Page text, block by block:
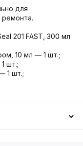
для
ремонта.
201 FAST, 300 мл
10 мл — 1 шт.;
шт.;
1 шт.;